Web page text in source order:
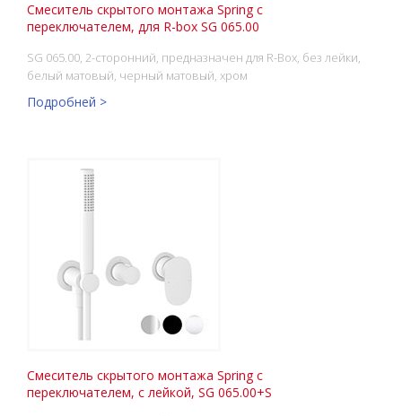
Смеситель скрытого монтажа Spring с
переключателем, для R-box SG 065.00
SG 065.00, 2-сторонний, предназначен для R-Box, без лейки,
белый матовый, черный матовый, хром
Подробней >
Смеситель скрытого монтажа Spring с
переключателем, с лейкой, SG 065.00+S